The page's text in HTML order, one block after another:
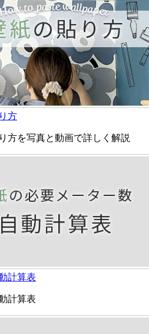
方
方を写真と動画で詳しく解説
計算表
計算表